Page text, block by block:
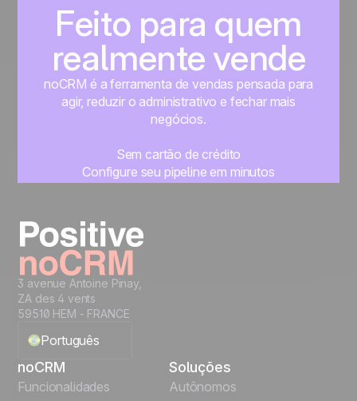
Feito para quem
realmente vende
noCRM é a ferramenta de vendas pensada para
agir, reduzir o administrativo e fechar mais
negócios.
Sem cartão de crédito
Configure seu pipeline em minutos
3 avenue Antoine Pinay,
ZA des 4 vents
59510 HEM - FRANCE
Português
English
noCRM
Funcionalidades
Soluções
Autônomos